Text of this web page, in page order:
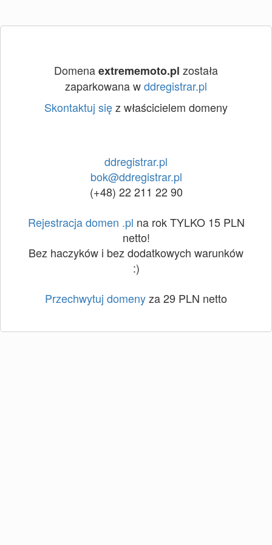
Domenaextrememoto.pl została
zaparkowana wddregistrar.pl
Skontaktuj sięz właścicielem domeny
ddregistrar.pl
bok@ddregistrar.pl
(+48) 22 211 22 90
Rejestracja domen .pl na rok TYLKO 15 PLN
netto!
Bez haczyków i bez dodatkowych warunków
:)
Przechwytuj domenyza 29 PLN netto